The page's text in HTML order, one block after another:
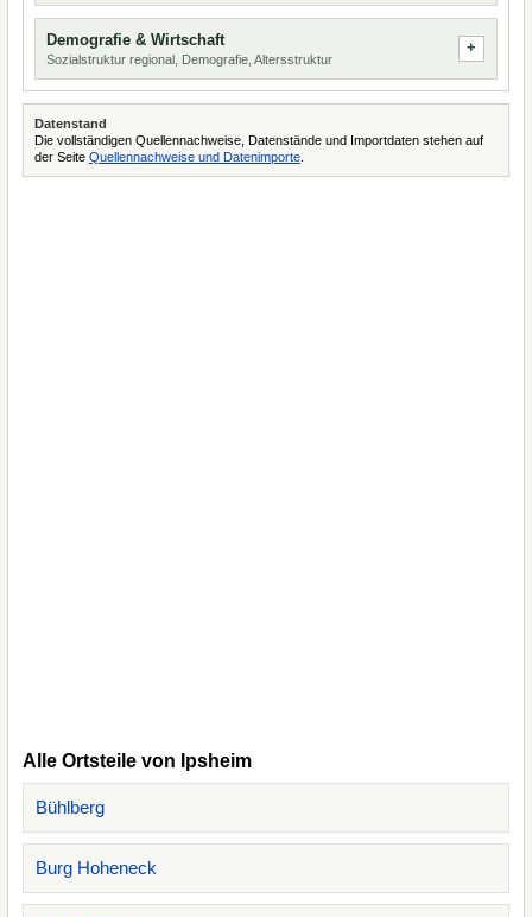
Demografie & Wirtschaft
Sozialstruktur regional, Demografie, Altersstruktur
Datenstand
Die vollständigen Quellennachweise, Datenstände und Importdaten stehen auf
der Seite Quellennachweise und Datenimporte
Alle Ortsteile von Ipsheim
Bühlberg
Burg Hoheneck